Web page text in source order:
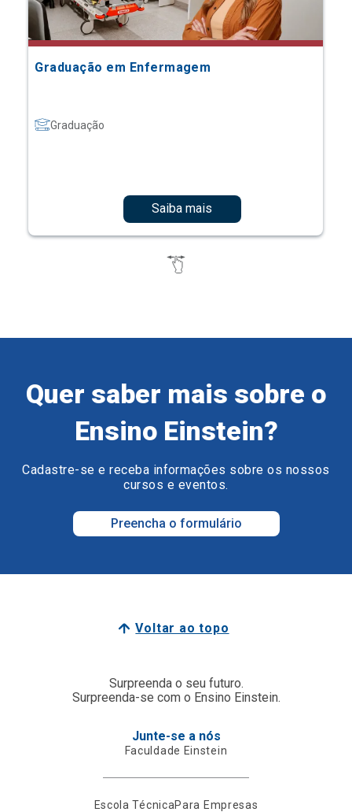
Graduação em Enfermagem
Graduação
Saiba mais
Quer saber mais sobre o
Ensino Einstein?
Cadastre-se e receba informações sobre os nossos
cursos e eventos.
Preencha o formulário
Voltar ao topo
Surpreenda o seu futuro.
Surpreenda-se com o Ensino Einstein.
Junte-se a nós
Faculdade Einstein
Escola TécnicaPara Empresas